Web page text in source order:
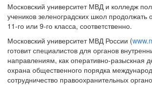
Московский университет МВД и колледж
учеников зеленоградских школ продолжать
11-го или 9-го класса, соответственно.
Московский университет МВД России (
готовит специалистов для органов
направлениям, как оперативно-разыскная
охрана общественного порядка
сотрудничество правоохранительных